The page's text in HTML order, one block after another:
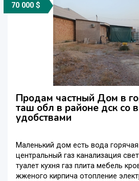
70 000 $
Продам частный Дом в
таш обл в районе дск со
удобствами
Маленький дом есть вода
центральный газ канализация
туалет кухня газ плита мебель
жженого кирпича отопление